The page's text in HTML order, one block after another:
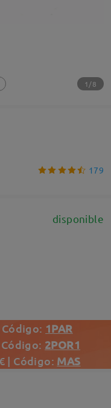
1/8
179
disponible
1PAR
2POR1
| Código: MAS